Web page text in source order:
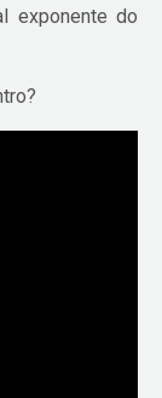
exponente do